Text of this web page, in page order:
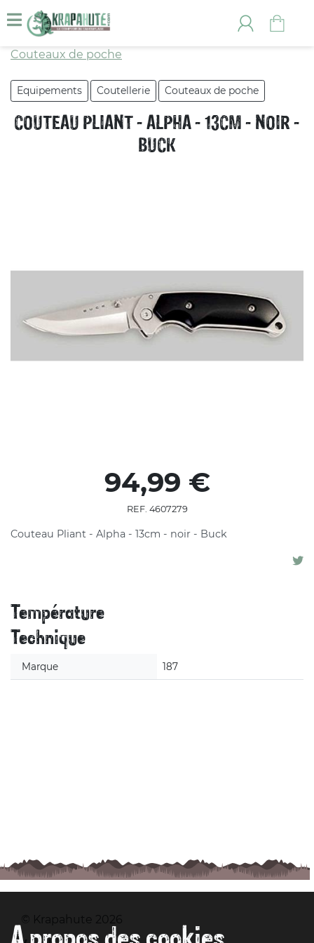
Equipements Coutellerie Couteaux de poche
COUTEAU PLIANT - ALPHA - 13CM - NOIR -
BUCK
Couteau Pliant - Alpha - 13cm - noir - Buck
Couteaux de poche
94,99 €
REF. 4607279
Température
Technique
Marque 187
© Krapahute 2026